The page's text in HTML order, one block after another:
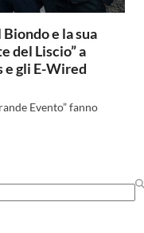
e la sua
del Liscio” a
e gli E-Wired
Evento” fanno